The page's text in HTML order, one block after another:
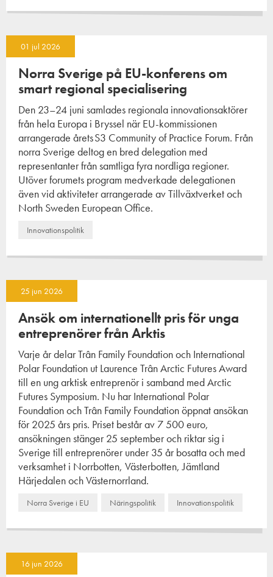
01 jul 2026
Norra Sverige på EU-konferens om
smart regional specialisering
Den 23–24 juni samlades regionala innovationsaktörer
från hela Europa i Bryssel när EU-kommissionen
arrangerade årets S3 Community of Practice Forum. Från
norra Sverige deltog en bred delegation med
representanter från samtliga fyra nordliga regioner.
Utöver forumets program medverkade delegationen
även vid aktiviteter arrangerade av Tillväxtverket och
North Sweden European Office.
Innovationspolitik
25 jun 2026
Ansök om internationellt pris för unga
entreprenörer från Arktis
Varje år delar Trân Family Foundation och International
Polar Foundation ut Laurence Trân Arctic Futures Award
till en ung arktisk entreprenör i samband med Arctic
Futures Symposium. Nu har International Polar
Foundation och Trân Family Foundation öppnat ansökan
för 2025 års pris. Priset består av 7 500 euro,
ansökningen stänger 25 september och riktar sig i
Sverige till entreprenörer under 35 år bosatta och med
verksamhet i Norrbotten, Västerbotten, Jämtland
Härjedalen och Västernorrland.
Norra Sverige i EU Näringspolitik Innovationspolitik
16 jun 2026